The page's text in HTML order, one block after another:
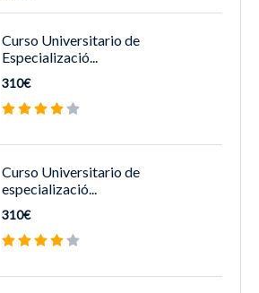
Curso Universitario de
Especializació...
310€
Curso Universitario de
especializació...
310€